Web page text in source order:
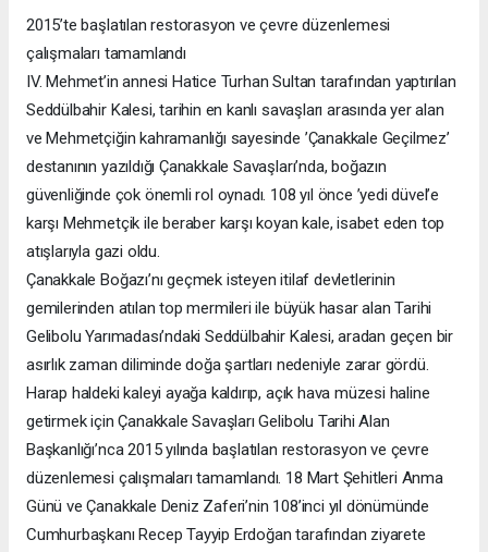
2015’te başlatılan restorasyon ve çevre düzenlemesi
çalışmaları tamamlandı
IV. Mehmet’in annesi Hatice Turhan Sultan tarafından yaptırılan
Seddülbahir Kalesi, tarihin en kanlı savaşları arasında yer alan
ve Mehmetçiğin kahramanlığı sayesinde ’Çanakkale Geçilmez’
destanının yazıldığı Çanakkale Savaşları’nda, boğazın
güvenliğinde çok önemli rol oynadı. 108 yıl önce ’yedi düvel’e
karşı Mehmetçik ile beraber karşı koyan kale, isabet eden top
atışlarıyla gazi oldu.
Çanakkale Boğazı’nı geçmek isteyen itilaf devletlerinin
gemilerinden atılan top mermileri ile büyük hasar alan Tarihi
Gelibolu Yarımadası’ndaki Seddülbahir Kalesi, aradan geçen bir
asırlık zaman diliminde doğa şartları nedeniyle zarar gördü.
Harap haldeki kaleyi ayağa kaldırıp, açık hava müzesi haline
getirmek için Çanakkale Savaşları Gelibolu Tarihi Alan
Başkanlığı’nca 2015 yılında başlatılan restorasyon ve çevre
düzenlemesi çalışmaları tamamlandı. 18 Mart Şehitleri Anma
Günü ve Çanakkale Deniz Zaferi’nin 108’inci yıl dönümünde
Cumhurbaşkanı Recep Tayyip Erdoğan tarafından ziyarete